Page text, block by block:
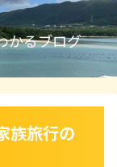
かるブログ
族旅行の